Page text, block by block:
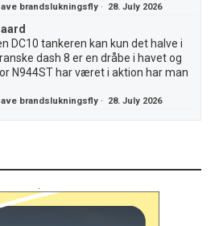
brandslukningsfly · 28. July 2026
DC10 tankeren kan kun det halve i
dash 8 er en dråbe i havet og
N944ST har været i aktion har man
brandslukningsfly · 28. July 2026